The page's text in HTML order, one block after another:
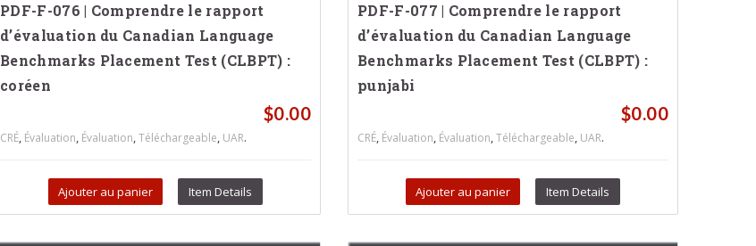
PDF-F-076 | Comprendre le rapport
d’évaluation du Canadian Language
Benchmarks Placement Test (CLBPT) :
coréen
$0.00
CRÉ, Évaluation, Évaluation,Téléchargeable, UAR.
Ajouter au panier Item Details
PDF-F-077 | Comprendre le rapport
d’évaluation du Canadian Language
Benchmarks Placement Test (CLBPT) :
punjabi
$0.00
CRÉ, Évaluation, Évaluation,Téléchargeable, UAR.
Ajouter au panier Item Details